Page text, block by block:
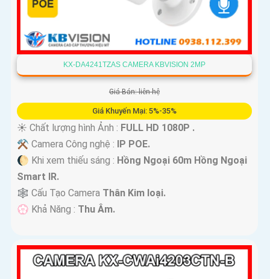
KX-DA4241TZAS CAMERA KBVISION 2MP
Giá Bán: liên hệ
Giá Khuyến Mại: 5%-35%
☀️ Chất lượng hình Ảnh : FULL HD 1080P .
⚒ Camera Công nghệ : IP POE.
🌔 Khi xem thiếu sáng : Hồng Ngoại 60m Hồng Ngoại
Smart IR.
🕸️ Cấu Tạo Camera Thân Kim loại.
️💮 Khả Năng : Thu Âm.